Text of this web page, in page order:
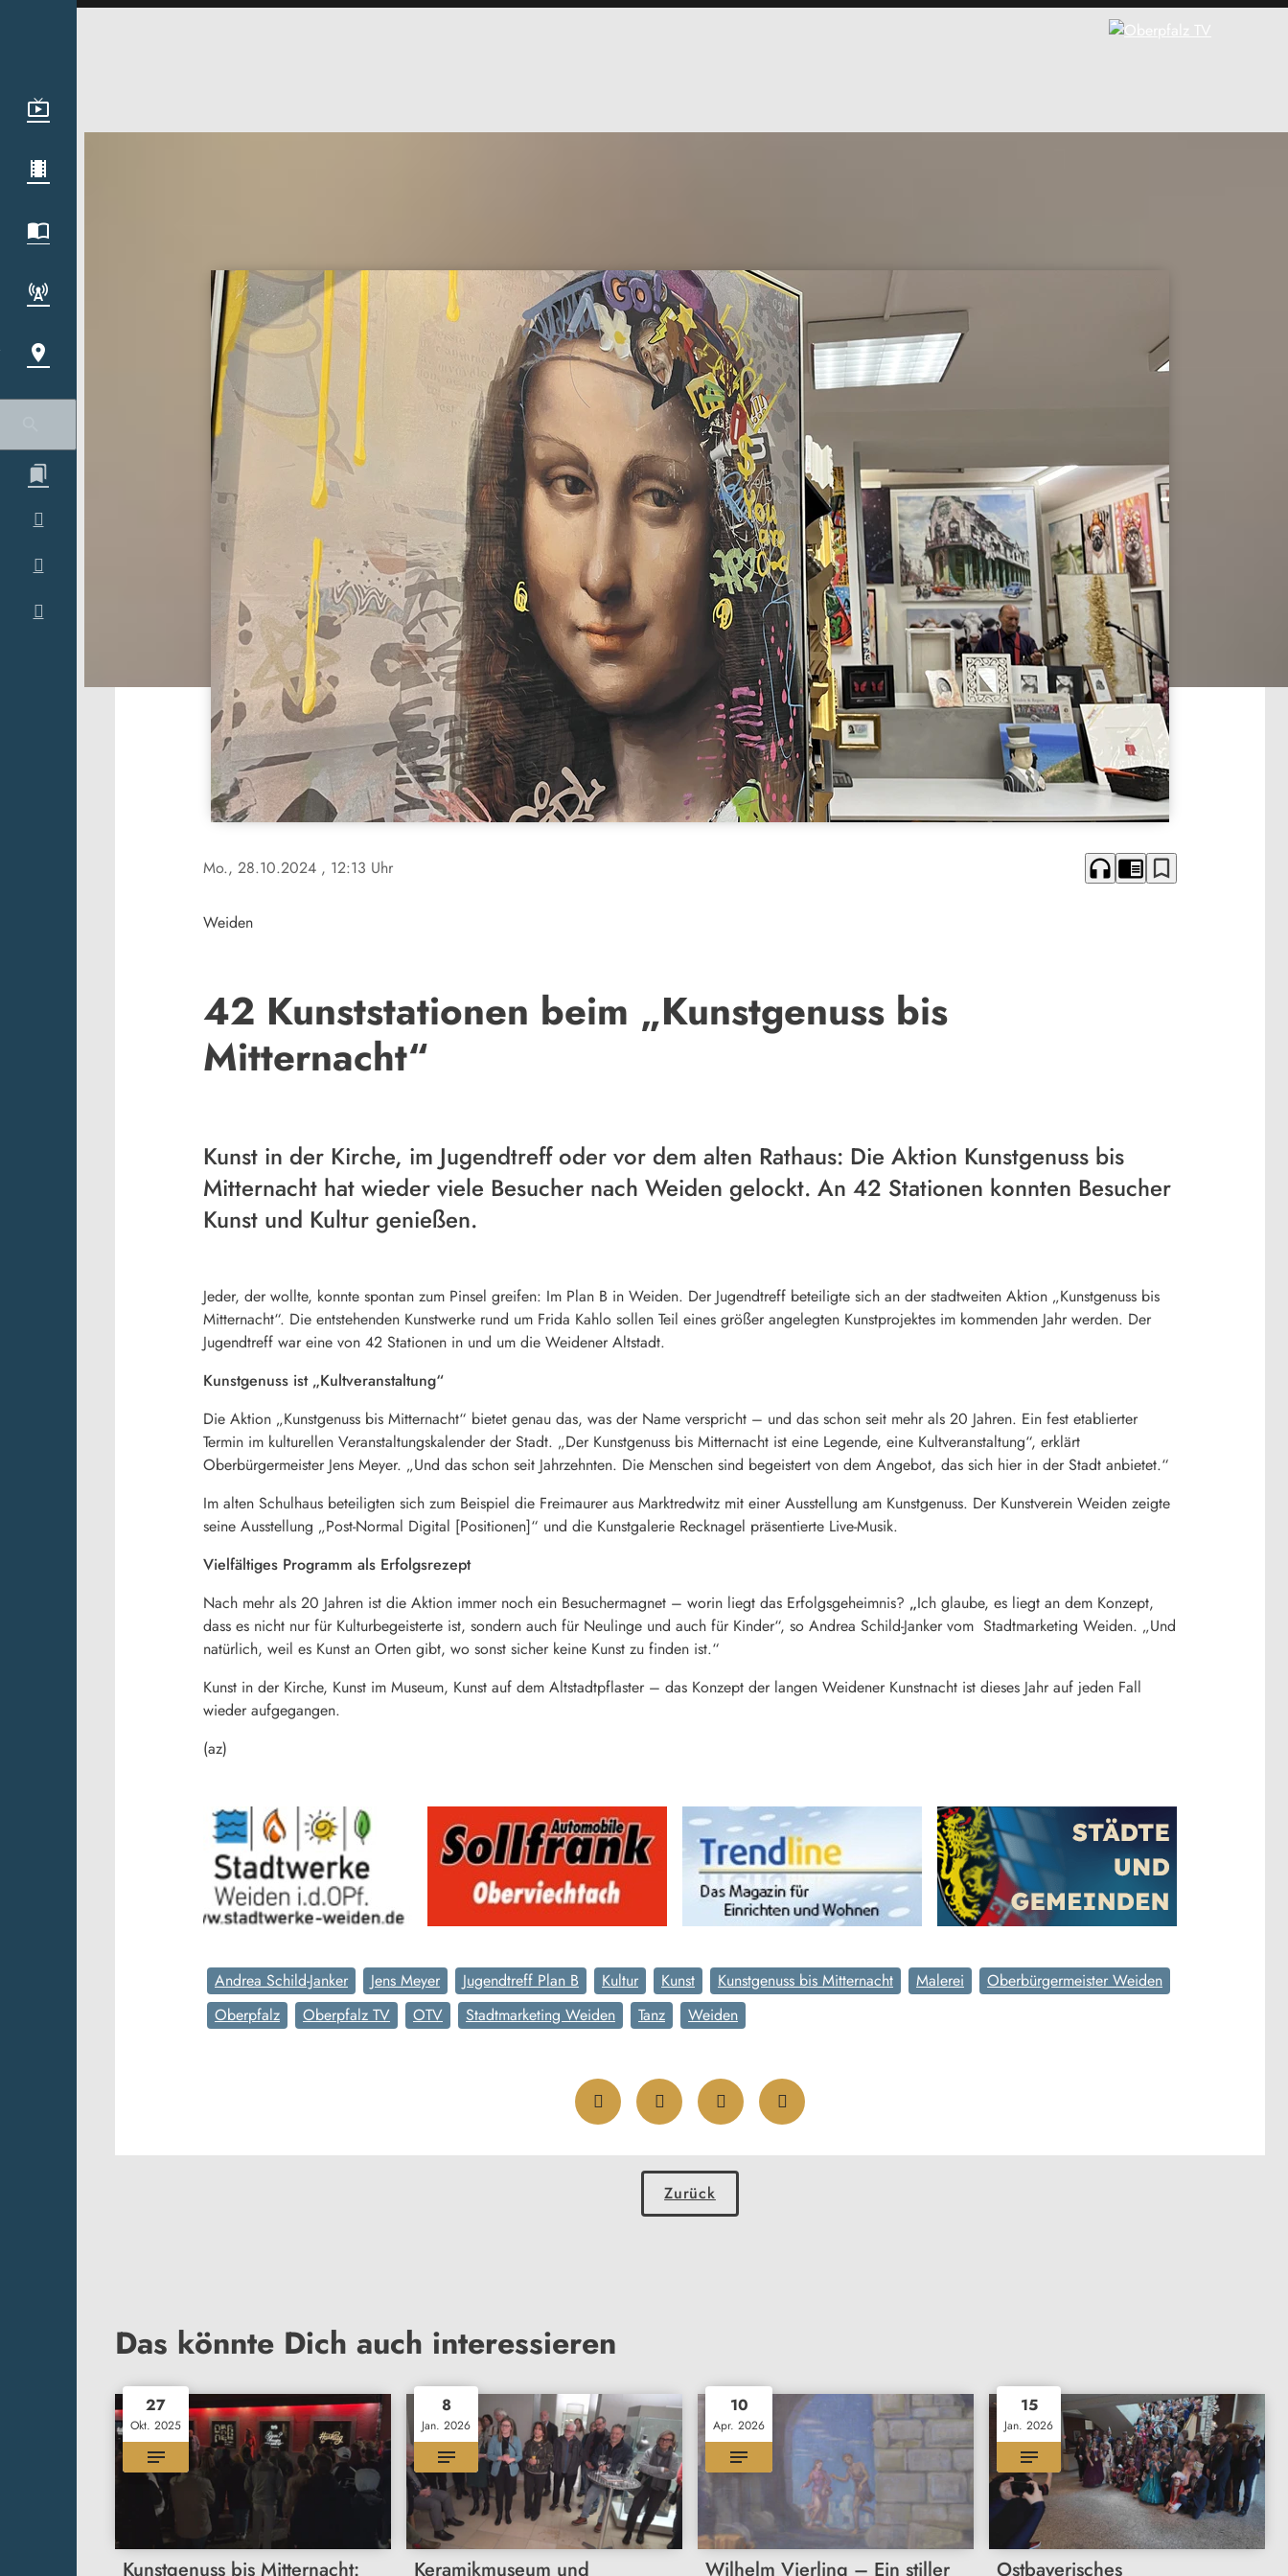
Mo., 28.10.2024 , 12:13 Uhr headphones chrome_reader_mode bookmark_border
Weiden
42 Kunststationen beim „Kunstgenuss bis
Mitternacht“
Kunst in der Kirche, im Jugendtreff oder vor dem alten Rathaus: Die Aktion Kunstgenuss bis
Mitternacht hat wieder viele Besucher nach Weiden gelockt. An 42 Stationen konnten Besucher
Kunst und Kultur genießen.
Jeder, der wollte, konnte spontan zum Pinsel greifen: Im Plan B in Weiden. Der Jugendtreff beteiligte sich an der stadtweiten Aktion „Kunstgenuss bis
Mitternacht“. Die entstehenden Kunstwerke rund um Frida Kahlo sollen Teil eines größer angelegten Kunstprojektes im kommenden Jahr werden. Der
Jugendtreff war eine von 42 Stationen in und um die Weidener Altstadt.
Kunstgenuss ist „Kultveranstaltung“
Die Aktion „Kunstgenuss bis Mitternacht“ bietet genau das, was der Name verspricht – und das schon seit mehr als 20 Jahren. Ein fest etablierter
Termin im kulturellen Veranstaltungskalender der Stadt. „Der Kunstgenuss bis Mitternacht ist eine Legende, eine Kultveranstaltung“, erklärt
Oberbürgermeister Jens Meyer. „Und das schon seit Jahrzehnten. Die Menschen sind begeistert von dem Angebot, das sich hier in der Stadt anbietet.“
Im alten Schulhaus beteiligten sich zum Beispiel die Freimaurer aus Marktredwitz mit einer Ausstellung am Kunstgenuss. Der Kunstverein Weiden zeigte
seine Ausstellung „Post-Normal Digital [Positionen]“ und die Kunstgalerie Recknagel präsentierte Live-Musik.
Vielfältiges Programm als Erfolgsrezept
Nach mehr als 20 Jahren ist die Aktion immer noch ein Besuchermagnet – worin liegt das Erfolgsgeheimnis? „Ich glaube, es liegt an dem Konzept,
dass es nicht nur für Kulturbegeisterte ist, sondern auch für Neulinge und auch für Kinder“, so Andrea Schild-Janker vom Stadtmarketing Weiden. „Und
natürlich, weil es Kunst an Orten gibt, wo sonst sicher keine Kunst zu finden ist.“
Kunst in der Kirche, Kunst im Museum, Kunst auf dem Altstadtpflaster – das Konzept der langen Weidener Kunstnacht ist dieses Jahr auf jeden Fall
wieder aufgegangen.
(az)
Andrea Schild-Janker Jens Meyer Jugendtreff Plan B Kultur Kunst Kunstgenuss bis Mitternacht Malerei
Oberbürgermeister Weiden
Oberpfalz
Oberpfalz TV OTV Stadtmarketing Weiden Tanz Weiden
Zurück
Das könnte Dich auch interessieren
27
Okt. 2025
Kunstgenuss bis Mitternacht:
8
Jan. 2026
Keramikmuseum und
10
Apr. 2026
Wilhelm Vierling – Ein stiller
15
Jan. 2026
Ostbayerisches